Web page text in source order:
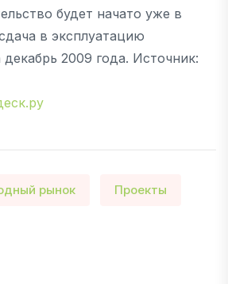
будет начато уже в
в эксплуатацию
декабрь 2009 года. Источник:
рынок Проекты